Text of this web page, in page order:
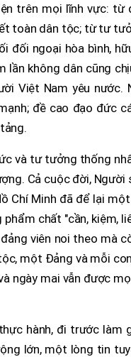
trên mọi lĩnh vực:
toàn dân tộc; từ tư
đối ngoại hòa bình,
lần không dân cũng
Việt Nam yêu
đề cao đạo đức
và tư tưởng thống
Cả cuộc đời, Người
Chí Minh đã để lại
chất "cần, kiệm,
viên noi theo mà
một Đảng và mỗi
ngày mai vẫn được
hành, đi trước làm
lớn, một lòng tin